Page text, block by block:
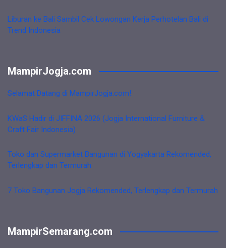
Liburan ke Bali Sambil Cek Lowongan Kerja Perhotelan Bali di
Trend Indonesia
MampirJogja.com
Selamat Datang di MampirJogja.com!
KWaS Hadir di JIFFINA 2026 (Jogja International Furniture &
Craft Fair Indonesia)
Toko dan Supermarket Bangunan di Yogyakarta Rekomended,
Terlengkap dan Termurah
7 Toko Bangunan Jogja Rekomended, Terlengkap dan Termurah
MampirSemarang.com